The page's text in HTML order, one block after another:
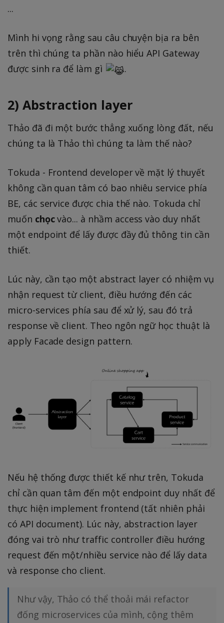
...
Mình hi vọng rằng sau câu chuyện bịa ra bên
trên thì chúng ta phần nào hiểu API Gateway
được sinh ra để làm gì
.
2) Abstraction layer
Thảo đã đi một bước thẳng xuống lòng đất, nếu
chúng ta là Thảo thì chúng ta làm thế nào?
Tokuda - Frontend developer về mặt lý thuyết
không cần quan tâm có bao nhiêu service phía
BE, các service được chia thế nào. Tokuda chỉ
muốn chọcvào... à nhầm access vào duy nhất
một endpoint để lấy được đầy đủ thông tin cần
thiết.
Lúc này, cần tạo một abstract layer có nhiệm vụ
nhận request từ client, điều hướng đến các
micro-services phía sau để xử lý, sau đó trả
response về client. Theo ngôn ngữ học thuật là
apply Facade design pattern.
Nếu hệ thống được thiết kế như trên, Tokuda
chỉ cần quan tâm đến một endpoint duy nhất để
thực hiện implement frontend (tất nhiên phải
có API document). Lúc này, abstraction layer
đóng vai trò như traffic controller điều hướng
request đến một/nhiều service nào để lấy data
và response cho client.
Như vậy, Thảo có thể thoải mái refactor
đống microservices của mình, cộng thêm